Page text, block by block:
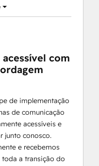
com
de implementação
de comunicação
acessíveis e
junto conosco.
e recebemos
toda a transição do